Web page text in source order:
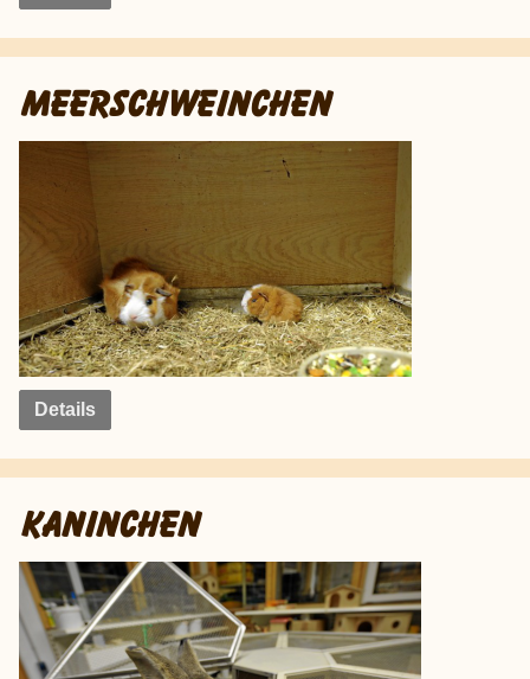
MEERSCHWEINCHEN
Details
KANINCHEN